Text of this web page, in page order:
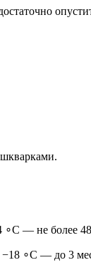
∘C — не более
∘C — до 3